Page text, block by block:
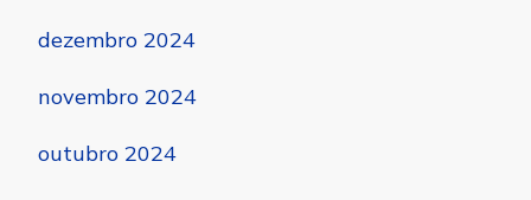
dezembro 2024
novembro 2024
outubro 2024